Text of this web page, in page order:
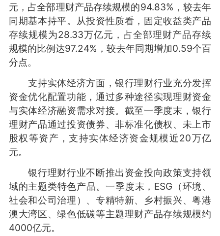
元，占全部理财产品存续规模的94.83%，较去年
同期基本持平。从投资性质看，固定收益类产品
存续规模为28.33万亿元，占全部理财产品存续
规模的比例达97.24%，较去年同期增加0.59个百
分点。
支持实体经济方面，银行理财行业充分发挥
资金优化配置功能，通过多种途径实现理财资金
与实体经济融资需求对接。截至一季度末，银行
理财产品通过投资债券、非标准化债权、未上市
股权等资产，支持实体经济资金规模近20万亿
元。
银行理财行业不断推出资金投向政策支持领
域的主题类特色产品。一季度末，ESG（环境、
社会和公司治理）、专精特新、乡村振兴、粤港
澳大湾区、绿色低碳等主题理财产品存续规模约
4000亿元。